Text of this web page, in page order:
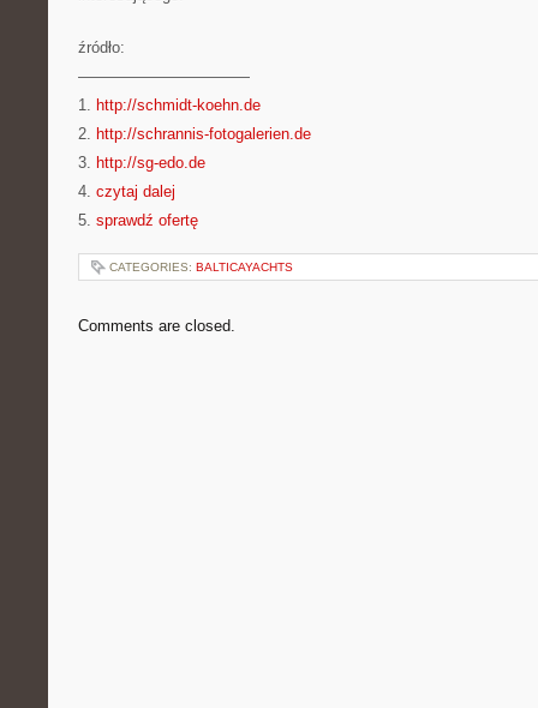
źródło:
———————————
1. http://schmidt-koehn.de
2. http://schrannis-fotogalerien.de
3. http://sg-edo.de
4. czytaj dalej
5. sprawdź ofertę
CATEGORIES: BALTICAYACHTS
Comments are closed.